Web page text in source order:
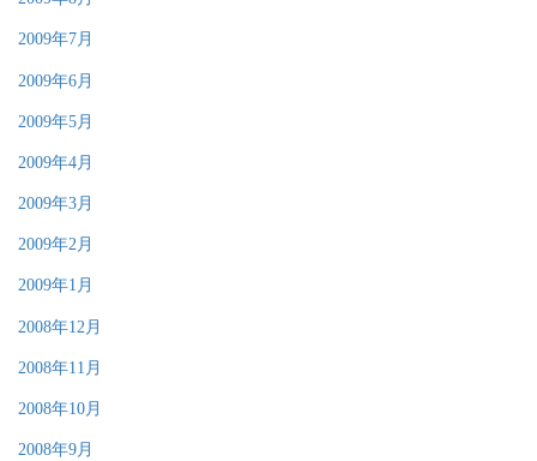
2009年7月
2009年6月
2009年5月
2009年4月
2009年3月
2009年2月
2009年1月
2008年12月
2008年11月
2008年10月
2008年9月